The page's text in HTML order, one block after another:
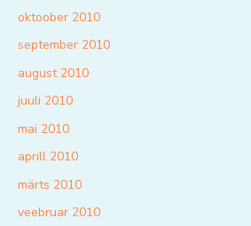
oktoober 2010
september 2010
august 2010
juuli 2010
mai 2010
aprill 2010
märts 2010
veebruar 2010